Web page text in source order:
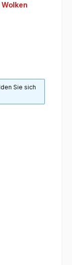
Sie sich